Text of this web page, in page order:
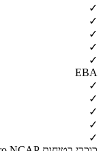
✓
✓
✓
✓
✓
EBA
✓
✓
✓
✓
✓